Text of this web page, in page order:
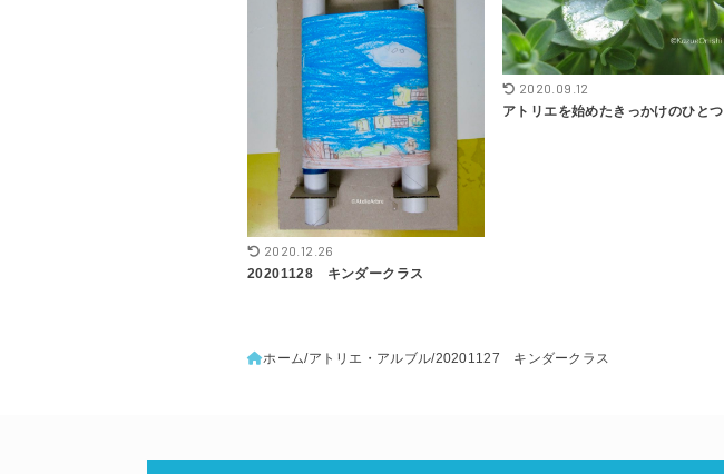
2020.12.26
20201128 キンダークラス
2020.09.12
アトリエを始めたきっかけのひとつ
ホーム アトリエ・アルブル 20201127 キンダークラス